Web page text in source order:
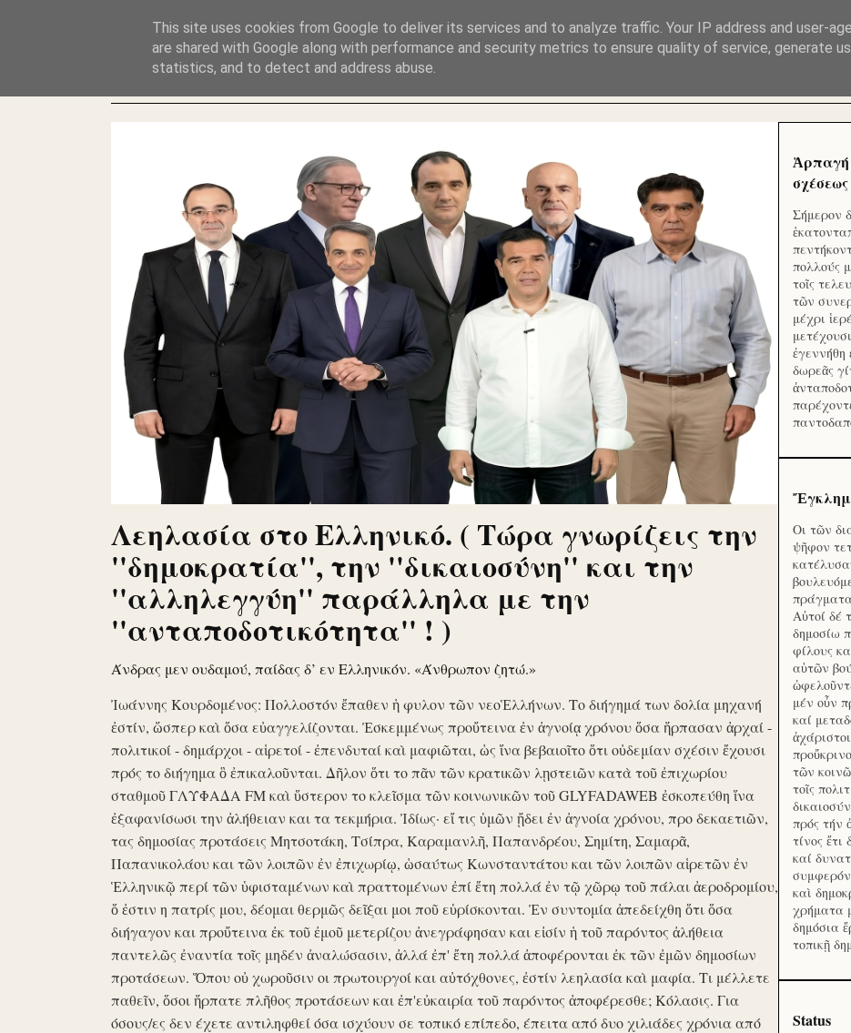
ΛΕΗΛΑΣΙΑ ΚΑΙ ΕΓΚΛΗΜΑ ?
Λεηλασία στο Ελληνικό. ( Τώρα γνωρίζεις την
''δημοκρατία'', την ''δικαιοσύνη'' και την
''αλληλεγγύη'' παράλληλα με την
''ανταποδοτικότητα'' ! )
Άνδρας μεν ουδαμού, παίδας δ’ εν Ελληνικόν. «Άνθρωπον ζητώ.»
Ἰωάννης Κουρδομένος: Πολλοστόν ἔπαθεν ἡ φυλον τῶν νεοἙλλήνων. Το διήγημά των δολία μηχανή
ἐστίν, ὥσπερ καὶ ὅσα εὐαγγελίζονται. Ἐσκεμμένως προὔτεινα ἐν ἀγνοίᾳ χρόνου ὅσα ἥρπασαν ἀρχαί -
πολιτικοί - δημάρχοι - αἱρετοί - ἐπενδυταί καὶ μαφιῶται, ὡς ἵνα βεβαιοῖτο ὅτι οὐδεμίαν σχέσιν ἔχουσι
πρός το διήγημα ὃ ἐπικαλοῦνται. Δῆλον ὅτι το πᾶν τῶν κρατικῶν λῃστειῶν κατὰ τοῦ ἐπιχωρίου
σταθμοῦ ΓΛΥΦΑΔΑ FM καὶ ὕστερον το κλεῖσμα τῶν κοινωνικῶν τοῦ GLYFADAWEB ἐσκοπεύθη ἵνα
ἐξαφανίσωσι την ἀλήθειαν και τα τεκμήρια. Ἰδίως· εἴ τις ὑμῶν ᾔδει ἐν ἀγνοία χρόνου, προ δεκαετιῶν,
τας δημοσίας προτάσεις Μητσοτάκη, Τσίπρα, Καραμανλῆ, Παπανδρέου, Σημίτη, Σαμαρᾶ,
Παπανικολάου και τῶν λοιπῶν ἐν ἐπιχωρίῳ, ὡσαύτως Κωνσταντάτου και τῶν λοιπῶν αἱρετῶν ἐν
Ἑλληνικῷ περί τῶν ὑφισταμένων καὶ πραττομένων ἐπί ἔτη πολλά ἐν τῷ χῶρῳ τοῦ πάλαι ἀεροδρομίου,
ὅ ἐστιν η πατρίς μου, δέομαι θερμῶς δεῖξαι μοι ποῦ εὑρίσκονται. Ἐν συντομία ἀπεδείχθη ὅτι ὅσα
διήγαγον και προὔτεινα ἐκ τοῦ ἐμοῦ μετερίζου ἀνεγράφησαν και εἰσίν ἡ τοῦ παρόντος ἀλήθεια
παντελῶς ἐναντία τοῖς μηδέν ἀναλώσασιν, ἀλλά ἐπ' ἔτη πολλά ἀποφέρονται ἐκ τῶν ἐμῶν δημοσίων
προτάσεων. Ὅπου οὐ χωροῦσιν οι πρωτουργοί και αὐτόχθονες, ἐστίν λεηλασία καὶ μαφία. Τι μέλλετε
παθεῖν, ὅσοι ἥρπατε πλῆθος προτάσεων και ἐπ'εὐκαιρία τοῦ παρόντος ἀποφέρεσθε; Κόλασις. Για
όσους/ες δεν έχετε αντιληφθεί όσα ισχύουν σε τοπικό επίπεδο, έπειτα από δυο χιλιάδες χρόνια από
Ἁρπαγή
Σήμερον
πολλούς
τοῖς
τῶν
μέχρι
ἐγεννήθη
δωρεᾶς
Οι τῶν
ψῆφον
πράγματα
Αὐτοί δέ
δημοσίω
φίλους
αὑτῶν
μέν οὖν
καί
τῶν
τοῖς
πρός τήν
τίνος
καί
καὶ
χρήματα
δημόσια
τοπικῇ
Status
This site uses cookies from Google to deliver its services and to analyze traffic. Your IP address and user-
are shared with Google along with performance and security metrics to ensure quality of service, generate
statistics, and to detect and address abuse.